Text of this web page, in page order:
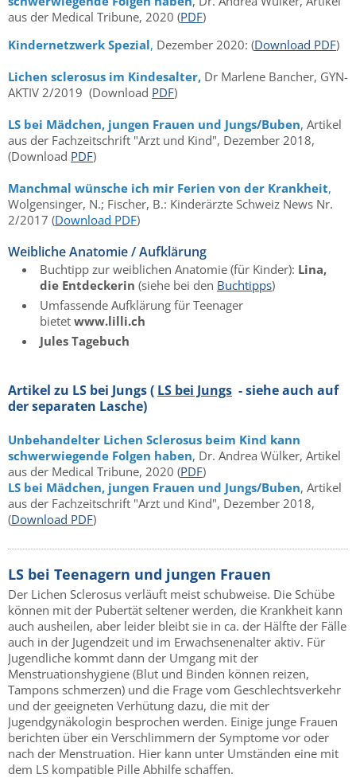
aus der Medical Tribune, 2020 (PDF)
Kindernetzwerk Spezial, Dezember 2020: (Download PDF)
Lichen sclerosus im Kindesalter, Dr Marlene Bancher, GYN-
AKTIV 2/2019 (Download PDF)
LS bei Mädchen, jungen Frauen und Jungs/Buben, Artikel
aus der Fachzeitschrift "Arzt und Kind", Dezember 2018,
(Download PDF)
Manchmal wünsche ich mir Ferien von der Krankheit,
Wolgensinger, N.; Fischer, B.: Kinderärzte Schweiz News Nr.
2/2017 (Download PDF)
Weibliche Anatomie / Aufklärung
Buchtipp zur weiblichen Anatomie (für Kinder): Lina,
die Entdeckerin (siehe bei den Buchtipps)
Umfassende Aufklärung für Teenager
bietet www.lilli.ch
Jules Tagebuch
Artikel zu LS bei Jungs ( LS bei Jungs - siehe auch auf
der separaten Lasche)
Unbehandelter Lichen Sclerosus beim Kind kann
schwerwiegende Folgen haben, Dr. Andrea Wülker, Artikel
aus der Medical Tribune, 2020 (PDF)
LS bei Mädchen, jungen Frauen und Jungs/Buben, Artikel
aus der Fachzeitschrift "Arzt und Kind", Dezember 2018,
(Download PDF)
LS bei Teenagern und jungen Frauen
Der Lichen Sclerosus verläuft meist schubweise. Die Schübe
können mit der Pubertät seltener werden, die Krankheit kann
auch ausheilen, aber leider bleibt sie in ca. der Hälfte der Fälle
auch in der Jugendzeit und im Erwachsenenalter aktiv. Für
Jugendliche kommt dann der Umgang mit der
Menstruationshygiene (Blut und Binden können reizen,
Tampons schmerzen) und die Frage vom Geschlechtsverkehr
und der geeigneten Verhütung dazu, die mit der
Jugendgynäkologin besprochen werden. Einige junge Frauen
berichten über ein Verschlimmern der Symptome vor oder
nach der Menstruation. Hier kann unter Umständen eine mit
dem LS kompatible Pille Abhilfe schaffen.